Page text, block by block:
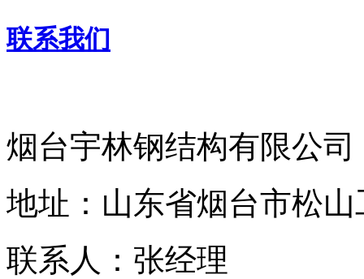
联系我们
烟台宇林钢结构有限公司
地址：山东省烟台市松山
联系人：张经理